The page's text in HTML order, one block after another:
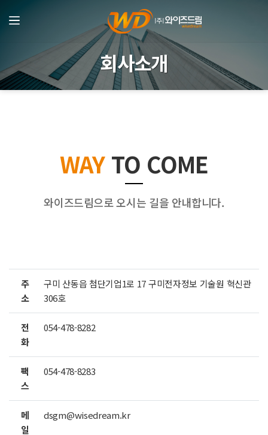
회사소개
WAYTO COME
와이즈드림으로 오시는 길을 안내합니다.
주
소
구미 산동읍 첨단기업1로 17 구미전자정보 기술원 혁신관
306호
전
화
054-478-8282
팩
스
054-478-8283
메
일
dsgm@wisedream.kr